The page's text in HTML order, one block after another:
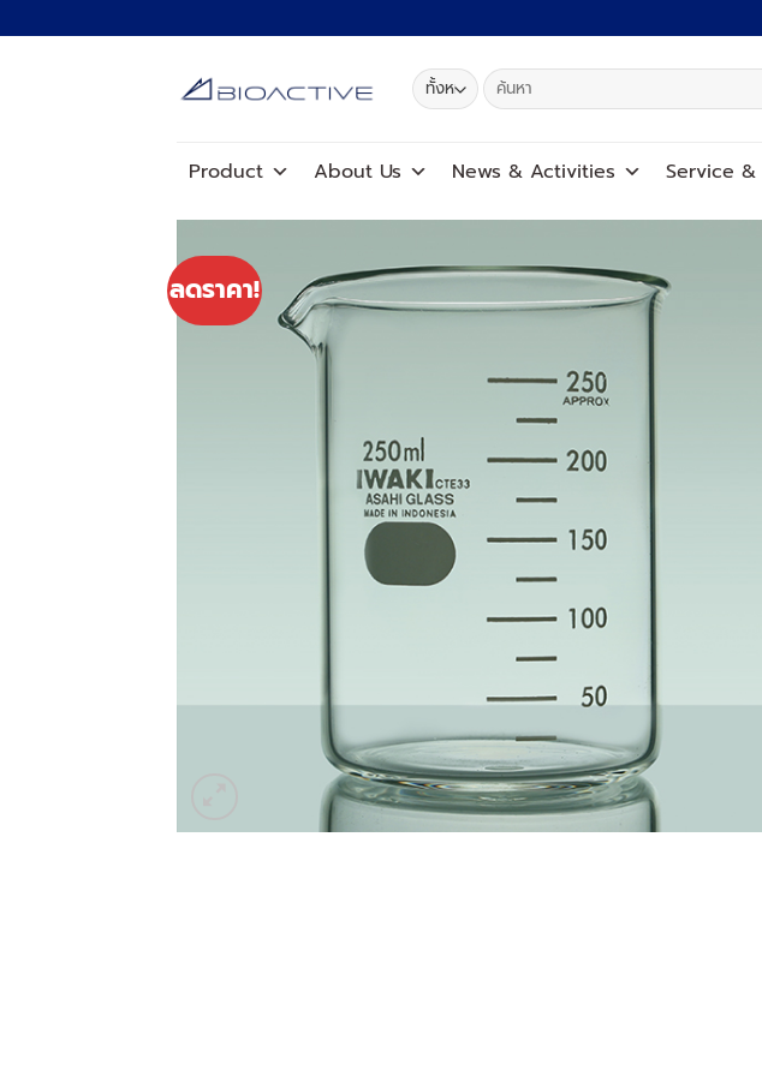
ไป
ค้นหา:
Product About Us News & Activities Service &
ลดราคา!